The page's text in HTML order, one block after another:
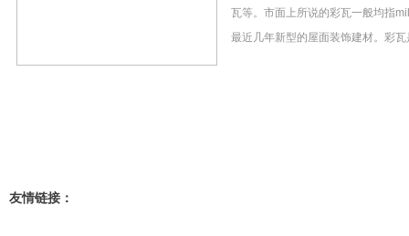
瓦等。市面上所说的彩瓦一般均指
最近几年新型的屋面装饰建材。彩
友情链接：